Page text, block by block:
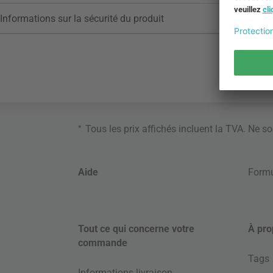
Informations sur la sécurité du produit
* Tous les prix affichés incluent la TVA. Ne
Aide
Tout ce qui concerne votre
commande
À
Tags